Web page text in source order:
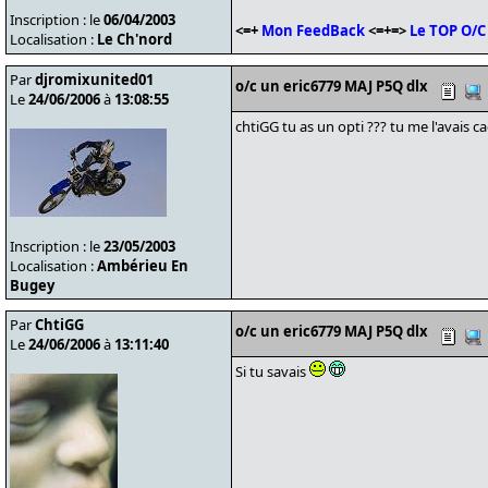
Inscription : le06/04/2003
Localisation : Le Ch'nord <=+ Mon FeedBack<=+=> Le TOP O/C
Pardjromixunited01
Le24/06/2006à 13:08:55
Inscription : le23/05/2003
Localisation :Ambérieu En
Bugey
o/c un eric6779 MAJ P5Q dlx
chtiGG tu as un opti ??? tu me l'avais
ParChtiGG
Le24/06/2006à 13:11:40
o/c un eric6779 MAJ P5Q dlx
Si tu savais